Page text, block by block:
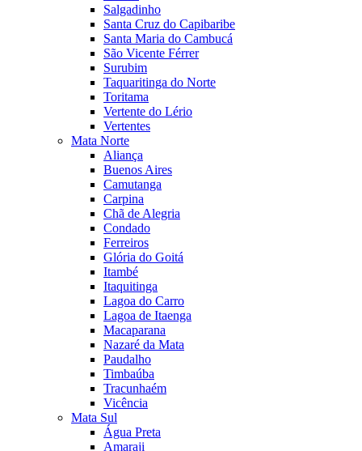
Salgadinho
Santa Cruz do Capibaribe
Santa Maria do Cambucá
São Vicente Férrer
Surubim
Taquaritinga do Norte
Toritama
Vertente do Lério
Vertentes
Mata Norte
Aliança
Buenos Aires
Camutanga
Carpina
Chã de Alegria
Condado
Ferreiros
Glória do Goitá
Itambé
Itaquitinga
Lagoa do Carro
Lagoa de Itaenga
Macaparana
Nazaré da Mata
Paudalho
Timbaúba
Tracunhaém
Vicência
Mata Sul
Água Preta
Amaraji